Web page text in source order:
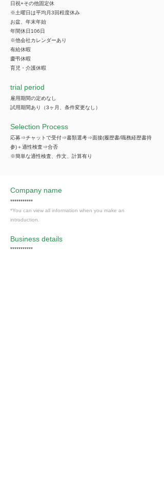
日祝+その他固定休
※土曜日は平均月3回程度休み
お盆、年末年始
年間休日106日
※他会社カレンダーあり
有給休暇
慶弔休暇
育児・介護休暇
trial period
雇用期間の定めなし
試用期間あり（3ヶ月、条件変更なし）
Selection Process
応募⇒チャットで受付⇒書類選考⇒面接(履歴書/職務経歴書持
参)＋適性検査⇒合否
※簡単な適性検査、作文、計算有り
Company name
***********
*You can view all information when you make an
introduction.
​Business details
***********